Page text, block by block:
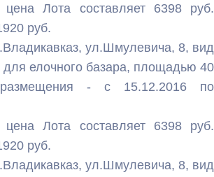
цена Лота составляет 6398 руб.
руб.
ул.Шмулевича, 8, вид
елочного базара, площадью 40
- с 15.12.2016 по
цена Лота составляет 6398 руб.
руб.
ул.Шмулевича, 8, вид